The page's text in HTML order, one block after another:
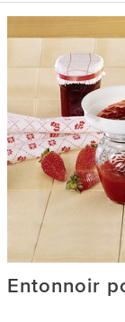
Entonnoir